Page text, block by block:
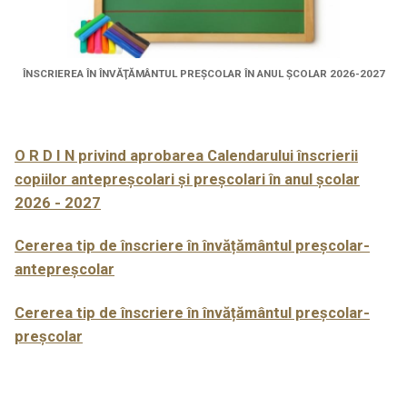
ÎNSCRIEREA ÎN ÎNVĂŢĂMÂNTUL PREŞCOLAR ÎN ANUL ŞCOLAR 2026-2027
O R D I N privind aprobarea Calendarului înscrierii
copiilor antepreșcolari și preșcolari în anul școlar
2026 - 2027
Cererea tip de înscriere în învățământul preșcolar-
antepreșcolar
Cererea tip de înscriere în învățământul preșcolar-
preșcolar